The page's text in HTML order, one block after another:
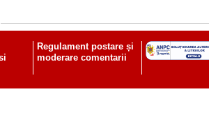
Regulament postare și
moderare comentarii